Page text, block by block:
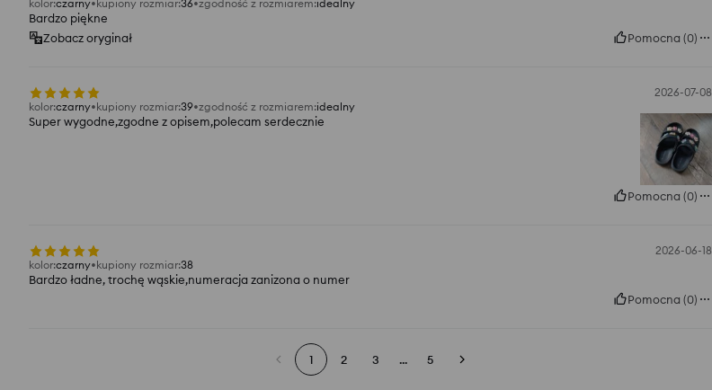
kolor:czarny kupiony rozmiar:36 zgodność z rozmiarem:idealny
Bardzo piękne
Zobacz oryginał
Pomocna (0)
2026-07-08
kolor:czarny kupiony rozmiar:39 zgodność z rozmiarem:idealny
Super wygodne,zgodne z opisem,polecam serdecznie
Pomocna (0)
2026-06-18
kolor:czarny kupiony rozmiar:38
Bardzo ładne, trochę wąskie,numeracja zanizona o numer
Pomocna (0)
1 2 3 ... 5